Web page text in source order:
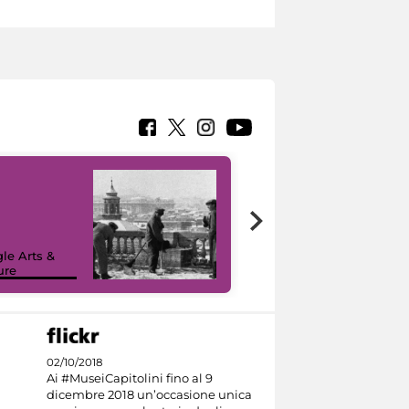
Arts &
02/10/2018
Ai #MuseiCapitolini fino al 9
dicembre 2018 un’occasione unica